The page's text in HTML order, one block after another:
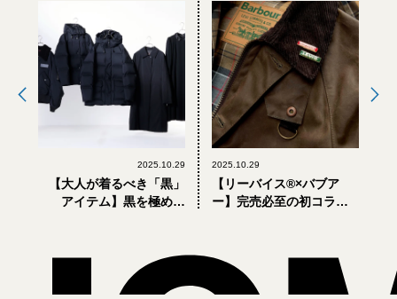
2025.10.29
【大人が着るべき「黒」
アイテム】黒を極めた
ュ ロンドンはじめ13ブラ
ンドから登場
2025.10.29
【リーバイス®×バブア
ー】完売必至の初コラ
かアイテム全部見せ【10
月30日発売】